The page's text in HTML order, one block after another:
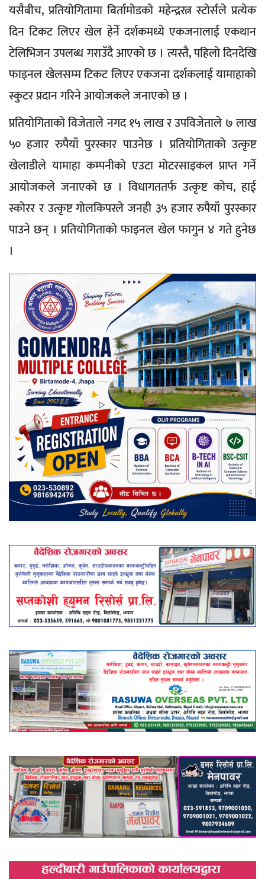
यसैबीच, प्रतियोगितामा बिर्तामोडको महेन्द्ररत्न स्टोर्सले प्रत्येक
दिन टिकट लिएर खेल हेर्ने दर्शकमध्ये एकजनालाई एकथान
टेलिभिजन उपलब्ध गराउँदै आएको छ । त्यस्तै, पहिलो दिनदेखि
फाइनल खेलसम्म टिकट लिएर एकजना दर्शकलाई यामाहाको
स्कुटर प्रदान गरिने आयोजकले जनाएको छ ।
प्रतियोगिताको विजेताले नगद १५ लाख र उपविजेताले ७ लाख
५० हजार रुपैयाँ पुरस्कार पाउनेछ । प्रतियोगिताको उत्कृष्ट
खेलाडीले यामाहा कम्पनीको एउटा मोटरसाइकल प्राप्त गर्ने
आयोजकले जनाएको छ । विधागततर्फ उत्कृष्ट कोच, हाई
स्कोरर र उत्कृष्ट गोलकिपरले जनही ३५ हजार रुपैयाँ पुरस्कार
पाउने छन् । प्रतियोगिताको फाइनल खेल फागुन ४ गते हुनेछ
।